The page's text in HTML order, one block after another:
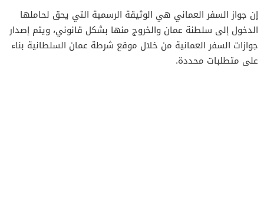
2
3
4
إن جواز السفر العماني هي الوثيقة الرسمية التي يحق لحاملها
الدخول إلى سلطنة عمان والخروج منها بشكل قانوني، ويتم إصدار
جوازات السفر العمانية من خلال موقع شرطة عمان السلطانية بناء
على متطلبات محددة.